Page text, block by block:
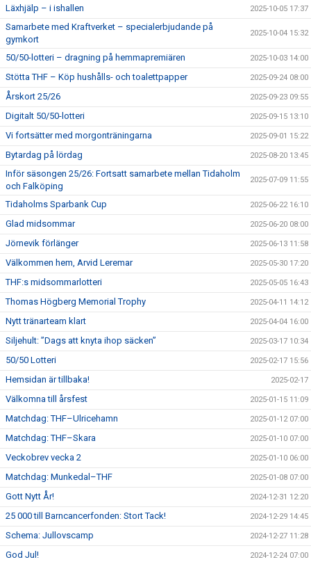
Läxhjälp – i ishallen 2025-10-05 17:37
Samarbete med Kraftverket – specialerbjudande på
gymkort
2025-10-04 15:32
50/50-lotteri – dragning på hemmapremiären 2025-10-03 14:00
Stötta THF – Köp hushålls- och toalettpapper 2025-09-24 08:00
Årskort 25/26 2025-09-23 09:55
Digitalt 50/50-lotteri 2025-09-15 13:10
Vi fortsätter med morgonträningarna 2025-09-01 15:22
Bytardag på lördag 2025-08-20 13:45
Inför säsongen 25/26: Fortsatt samarbete mellan Tidaholm
och Falköping
2025-07-09 11:55
Tidaholms Sparbank Cup 2025-06-22 16:10
Glad midsommar 2025-06-20 08:00
Jörnevik förlänger 2025-06-13 11:58
Välkommen hem, Arvid Leremar 2025-05-30 17:20
THF:s midsommarlotteri 2025-05-05 16:43
Thomas Högberg Memorial Trophy 2025-04-11 14:12
Nytt tränarteam klart 2025-04-04 16:00
Siljehult: ”Dags att knyta ihop säcken” 2025-03-17 10:34
50/50 Lotteri 2025-02-17 15:56
Hemsidan är tillbaka! 2025-02-17
Välkomna till årsfest 2025-01-15 11:09
Matchdag: THF–Ulricehamn 2025-01-12 07:00
Matchdag: THF–Skara 2025-01-10 07:00
Veckobrev vecka 2 2025-01-10 06:00
Matchdag: Munkedal–THF 2025-01-08 07:00
Gott Nytt År! 2024-12-31 12:20
25 000 till Barncancerfonden: Stort Tack! 2024-12-29 14:45
Schema: Jullovscamp 2024-12-27 11:28
God Jul! 2024-12-24 07:00